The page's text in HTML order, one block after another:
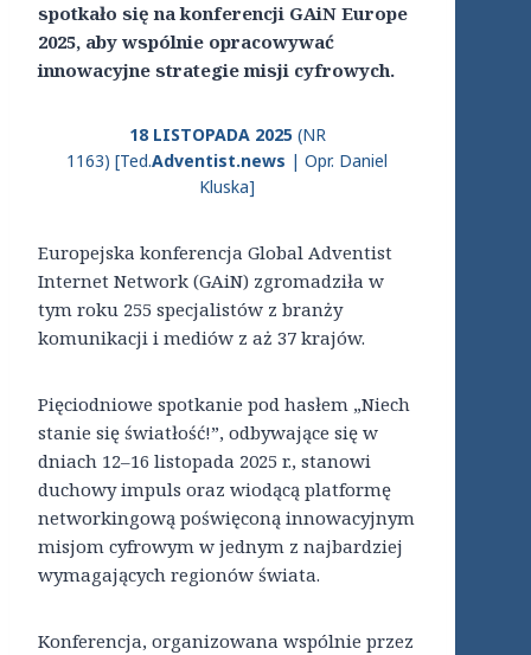
spotkało się na konferencji GAiN Europe
2025, aby wspólnie opracowywać
innowacyjne strategie misji cyfrowych.
18 LISTOPADA 2025(NR
1163) [Ted.Adventist.news | Opr. Daniel
Kluska]
Europejska konferencja Global Adventist
Internet Network (GAiN) zgromadziła w
tym roku 255 specjalistów z branży
komunikacji i mediów z aż 37 krajów.
Pięciodniowe spotkanie pod hasłem „Niech
stanie się światłość!”, odbywające się w
dniach 12–16 listopada 2025 r., stanowi
duchowy impuls oraz wiodącą platformę
networkingową poświęconą innowacyjnym
misjom cyfrowym w jednym z najbardziej
wymagających regionów świata.
Konferencja, organizowana wspólnie przez